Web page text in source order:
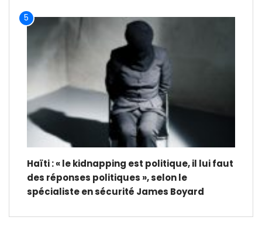
5
Haïti : « le kidnapping est politique, il lui faut
des réponses politiques », selon le
spécialiste en sécurité James Boyard